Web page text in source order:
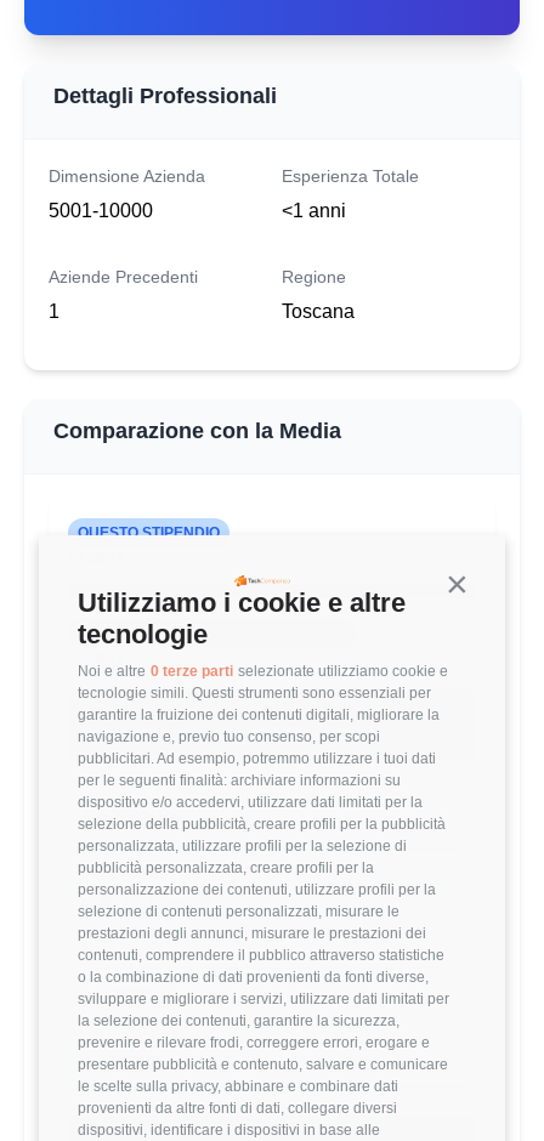
Continua
Utilizziamo i cookie e altre
tecnologie
Noi e altre 0 terze parti selezionate utilizziamo cookie e
tecnologie simili. Questi strumenti sono essenziali per
garantire la fruizione dei contenuti digitali, migliorare la
navigazione e, previo tuo consenso, per scopi
pubblicitari. Ad esempio, potremmo utilizzare i tuoi dati
per le seguenti finalità: archiviare informazioni su
dispositivo e/o accedervi, utilizzare dati limitati per la
selezione della pubblicità, creare profili per la pubblicità
personalizzata, utilizzare profili per la selezione di
pubblicità personalizzata, creare profili per la
personalizzazione dei contenuti, utilizzare profili per la
selezione di contenuti personalizzati, misurare le
prestazioni degli annunci, misurare le prestazioni dei
contenuti, comprendere il pubblico attraverso statistiche
o la combinazione di dati provenienti da fonti diverse,
sviluppare e migliorare i servizi, utilizzare dati limitati per
la selezione dei contenuti, garantire la sicurezza,
prevenire e rilevare frodi, correggere errori, erogare e
presentare pubblicità e contenuto, salvare e comunicare
le scelte sulla privacy, abbinare e combinare dati
provenienti da altre fonti di dati, collegare diversi
dispositivi, identificare i dispositivi in base alle
Dettagli Professionali
Dimensione Azienda
5001-10000
Esperienza Totale
<1 anni
Aziende Precedenti
1
Regione
Toscana
Comparazione con la Media
QUESTO STIPENDIO
MEDIA PROJECT MANAGER (<1 ANNI)
Questo stipendio è al86° percentile
+40.65% rispetto alla media
Statistiche
Campione
567 stipendi
Esperienza
<1 anni